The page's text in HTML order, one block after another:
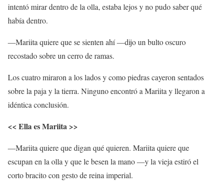
intentó mirar dentro de la olla, estaba lejos y no pudo saber qué
había dentro.
—Mariita quiere que se sienten ahí —dijo un bulto oscuro
recostado sobre un cerro de ramas.
Los cuatro miraron a los lados y como piedras cayeron sentados
sobre la paja y la tierra. Ninguno encontró a Mariita y llegaron a
idéntica conclusión.
<< Ella es Mariita >>
—Mariita quiere que digan qué quieren. Mariita quiere que
escupan en la olla y que le besen la mano —y la vieja estiró el
corto bracito con gesto de reina imperial.